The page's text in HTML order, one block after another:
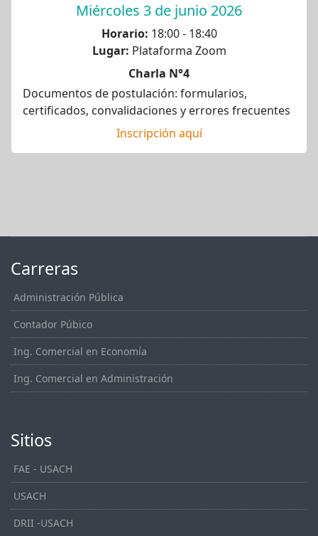
Miércoles 3 de junio 2026
Horario: 18:00 - 18:40
Lugar: Plataforma Zoom
Charla N°4
Documentos de postulación: formularios,
certificados, convalidaciones y errores frecuentes
Inscripción aquí
Carreras
Administración Pública
Contador Púbico
Ing. Comercial en Economía
Ing. Comercial en Administración
Sitios
FAE - USACH
USACH
DRII -USACH